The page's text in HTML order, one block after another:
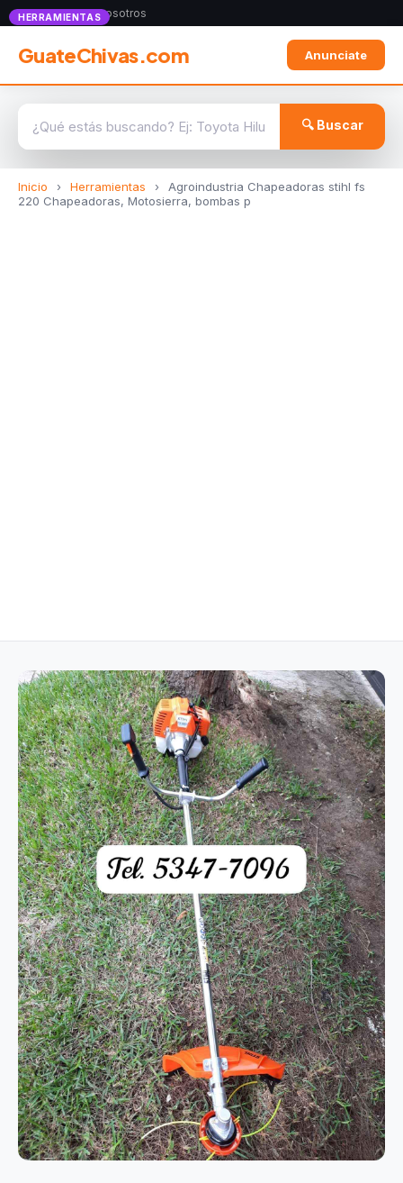
Anunciate con nosotros
GuateChivas.com Anunciate
🔍 Buscar
Inicio › Herramientas ›
Agroindustria Chapeadoras stihl fs
220 Chapeadoras, Motosierra, bombas p
HERRAMIENTAS